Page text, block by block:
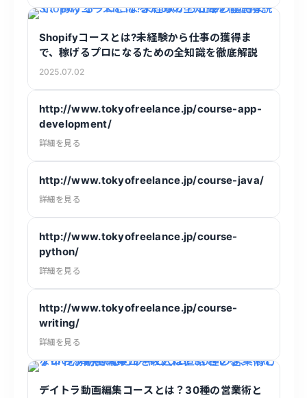
Shopifyコースとは?未経験から仕事の獲得ま
で、稼げるプロになるための全知識を徹底解説
2025.07.02
http://www.tokyofreelance.jp/course-app-
development/
詳細を見る
http://www.tokyofreelance.jp/course-java/
詳細を見る
http://www.tokyofreelance.jp/course-
python/
詳細を見る
http://www.tokyofreelance.jp/course-
writing/
詳細を見る
デイトラ動画編集コースとは？30種の営業術と